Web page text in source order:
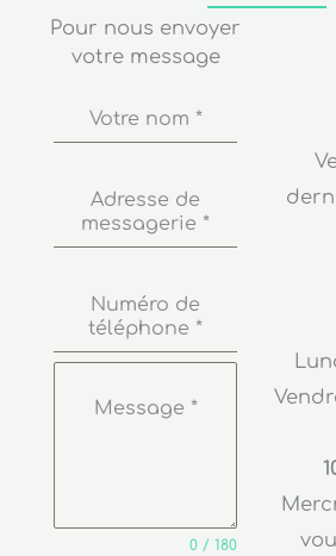
Pour nous envoyer
votre message
Votre nom *
Adresse de
messagerie *
Numéro de
téléphone *
Message *
0 / 180